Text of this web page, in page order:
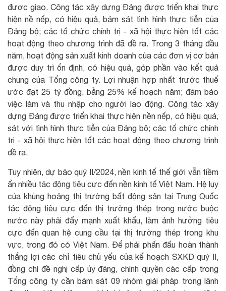
được giao. Công tác xây dựng Đảng được triển khai thực
hiện nề nếp, có hiệu quả, bám sát tình hình thực tiễn của
Đảng bộ; các tổ chức chính trị - xã hội thực hiện tốt các
hoạt động theo chương trình đã đề ra. Trong 3 tháng đầu
năm, hoạt động sản xuất kinh doanh của các đơn vị cơ bản
được duy trì ổn định, có hiệu quả, góp phần vào kết quả
chung của Tổng công ty. Lợi nhuận hợp nhất trước thuế
ước đạt 25 tỷ đồng, bằng 25% kế hoạch năm; đảm bảo
việc làm và thu nhập cho người lao động. Công tác xây
dựng Đảng được triển khai thực hiện nền nếp, có hiệu quả,
sát với tình hình thực tiễn của Đảng bộ; các tổ chức chính
trị - xã hội thực hiện tốt các hoạt động theo chương trình
đề ra.
Tuy nhiên, dự báo quý II/2024, nền kinh tế thế giới vẫn tiềm
ẩn nhiều tác động tiêu cực đến nền kinh tế Việt Nam. Hệ lụy
của khủng hoảng thị trường bất động sản tại Trung Quốc
tác động tiêu cực đến thị trường thép trong nước buộc
nước này phải đẩy mạnh xuất khẩu, làm ảnh hưởng tiêu
cực đến quan hệ cung cầu tại thị trường thép trong khu
vực, trong đó có Việt Nam. Để phải phấn đấu hoàn thành
thắng lợi các chỉ tiêu chủ yếu của kế hoạch SXKD quý II,
đồng chí đề nghị cấp ủy đảng, chính quyền các cấp trong
Tổng công ty cần bám sát 09 nhóm giải pháp trong lãnh